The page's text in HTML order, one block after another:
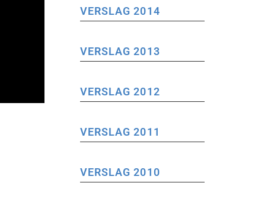
VERSLAG 2014
VERSLAG 2013
VERSLAG 2012
VERSLAG 2011
VERSLAG 2010